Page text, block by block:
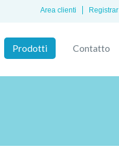
Registrar
Area clienti
Prodotti Contatto